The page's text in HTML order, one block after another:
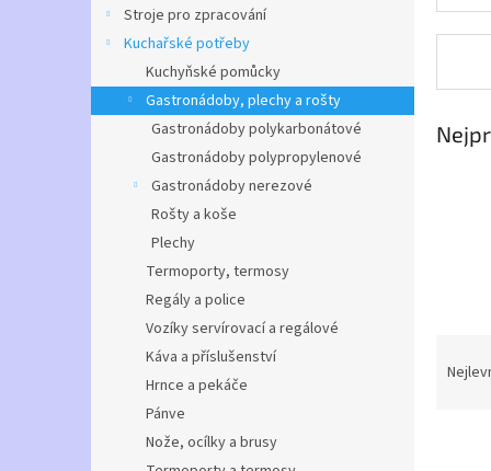
Stroje pro zpracování
Kuchařské potřeby
Kuchyňské pomůcky
Gastronádoby, plechy a rošty
Gastronádoby polykarbonátové
Gastronádoby polypropylenové
Gastronádoby nerezové
Rošty a koše
Plechy
Termoporty, termosy
Regály a police
Vozíky servírovací a regálové
Káva a příslušenství
Hrnce a pekáče
Pánve
Nože, ocílky a brusy